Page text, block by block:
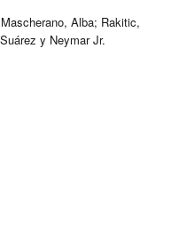
Alba; Rakitic,
y Neymar Jr.